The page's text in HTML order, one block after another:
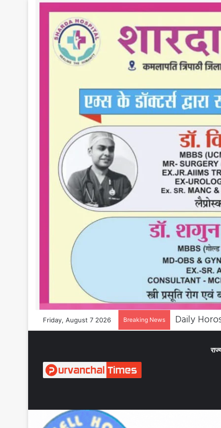
Friday, August 7 2026 Breaking News